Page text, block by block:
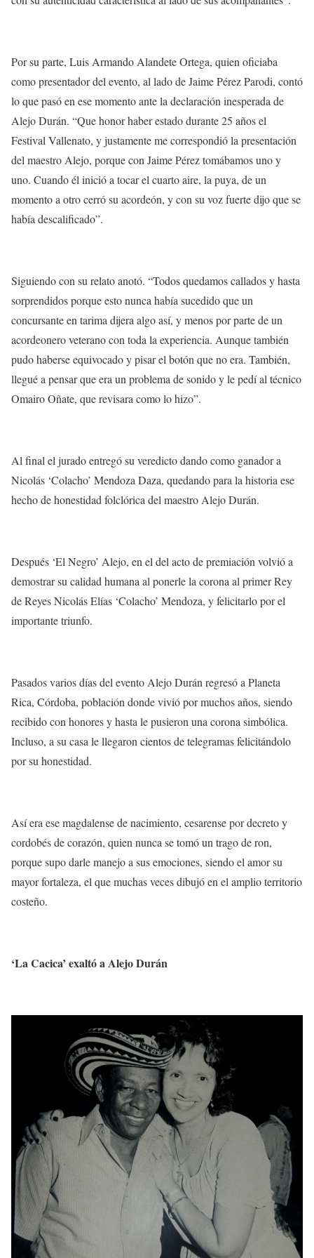
Por su parte, Luis Armando Alandete Ortega, quien oficiaba
como presentador del evento, al lado de Jaime Pérez Parodi, contó
lo que pasó en ese momento ante la declaración inesperada de
Alejo Durán. “Que honor haber estado durante 25 años el
Festival Vallenato, y justamente me correspondió la presentación
del maestro Alejo, porque con Jaime Pérez tomábamos uno y
uno. Cuando él inició a tocar el cuarto aire, la puya, de un
momento a otro cerró su acordeón, y con su voz fuerte dijo que se
había descalificado”.
Siguiendo con su relato anotó. “Todos quedamos callados y hasta
sorprendidos porque esto nunca había sucedido que un
concursante en tarima dijera algo así, y menos por parte de un
acordeonero veterano con toda la experiencia. Aunque también
pudo haberse equivocado y pisar el botón que no era. También,
llegué a pensar que era un problema de sonido y le pedí al técnico
Omairo Oñate, que revisara como lo hizo”.
Al final el jurado entregó su veredicto dando como ganador a
Nicolás ‘Colacho’ Mendoza Daza, quedando para la historia ese
hecho de honestidad folclórica del maestro Alejo Durán.
Después ‘El Negro’ Alejo, en el del acto de premiación volvió a
demostrar su calidad humana al ponerle la corona al primer Rey
de Reyes Nicolás Elías ‘Colacho’ Mendoza, y felicitarlo por el
importante triunfo.
Pasados varios días del evento Alejo Durán regresó a Planeta
Rica, Córdoba, población donde vivió por muchos años, siendo
recibido con honores y hasta le pusieron una corona simbólica.
Incluso, a su casa le llegaron cientos de telegramas felicitándolo
por su honestidad.
Así era ese magdalense de nacimiento, cesarense por decreto y
cordobés de corazón, quien nunca se tomó un trago de ron,
porque supo darle manejo a sus emociones, siendo el amor su
mayor fortaleza, el que muchas veces dibujó en el amplio territorio
costeño.
‘La Cacica’ exaltó a Alejo Durán